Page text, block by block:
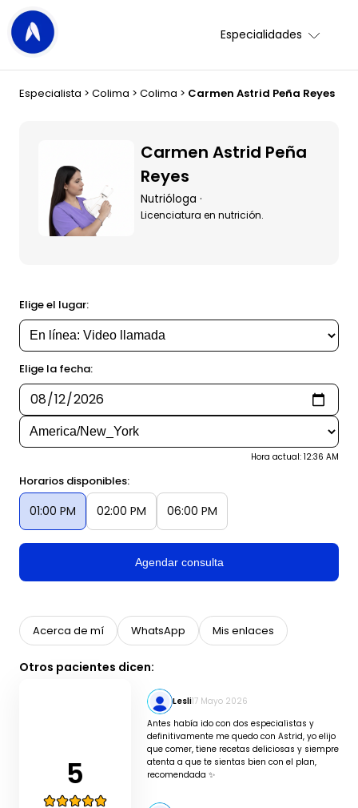
Especialidades
Especialista > Colima > Colima > Carmen Astrid Peña Reyes
Carmen Astrid Peña
Reyes
Nutrióloga ·
Licenciatura en nutrición.
Elige el lugar:
Elige la fecha:
Hora actual: 12:36 AM
Horarios disponibles:
01:00 PM 02:00 PM 06:00 PM
Agendar consulta
Acerca de mí WhatsApp Mis enlaces
Otros pacientes dicen:
5
Lesli17 Mayo 2026
Antes había ido con dos especialistas y
definitivamente me quedo con Astrid, yo elijo
que comer, tiene recetas deliciosas y siempre
atenta a que te sientas bien con el plan,
recomendada ✨